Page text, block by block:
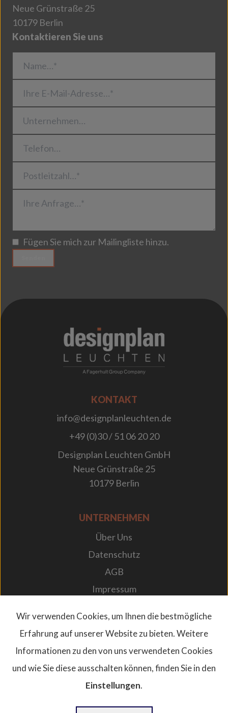
Neue Grünstraße 25
10179 Berlin
Kontaktieren Sie uns
Fügen Sie mich zur Mailingliste hinzu.
KONTAKT
info@designplanleuchten.de
+49 (0)30 / 51 06 20 20
Designplan Leuchten GmbH
Neue Grünstraße 25
10179 Berlin
UNTERNEHMEN
Über Uns
Datenschutz
AGB
Impressum
Newsletter
© 2026. Designplan.
Wir verwenden Cookies, um Ihnen die bestmögliche
Erfahrung auf unserer Website zu bieten. Weitere
Informationen zu den von uns verwendeten Cookies
und wie Sie diese ausschalten können, finden Sie in den
Einstellungen.